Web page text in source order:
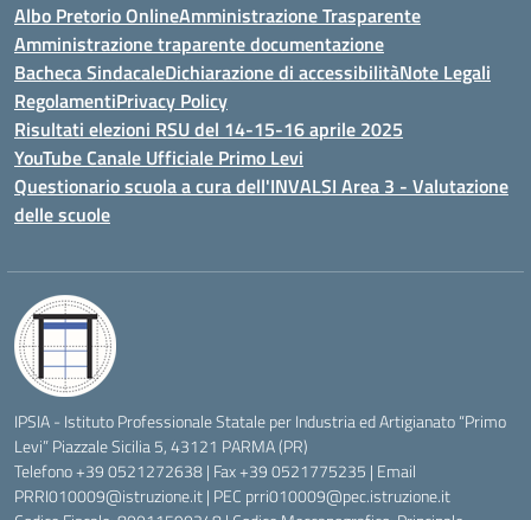
Albo Pretorio OnlineAmministrazione Trasparente
Amministrazione traparente documentazione
Bacheca SindacaleDichiarazione di accessibilitàNote Legali
RegolamentiPrivacy Policy
Risultati elezioni RSU del 14-15-16 aprile 2025
YouTube Canale Ufficiale Primo Levi
Questionario scuola a cura dell'INVALSI Area 3 - Valutazione
delle scuole
IPSIA - Istituto Professionale Statale per Industria ed Artigianato “Primo
Levi” Piazzale Sicilia 5, 43121 PARMA (PR)
Telefono +39 0521272638 | Fax +39 0521775235 | Email
PRRI010009@istruzione.it| PEC prri010009@pec.istruzione.it